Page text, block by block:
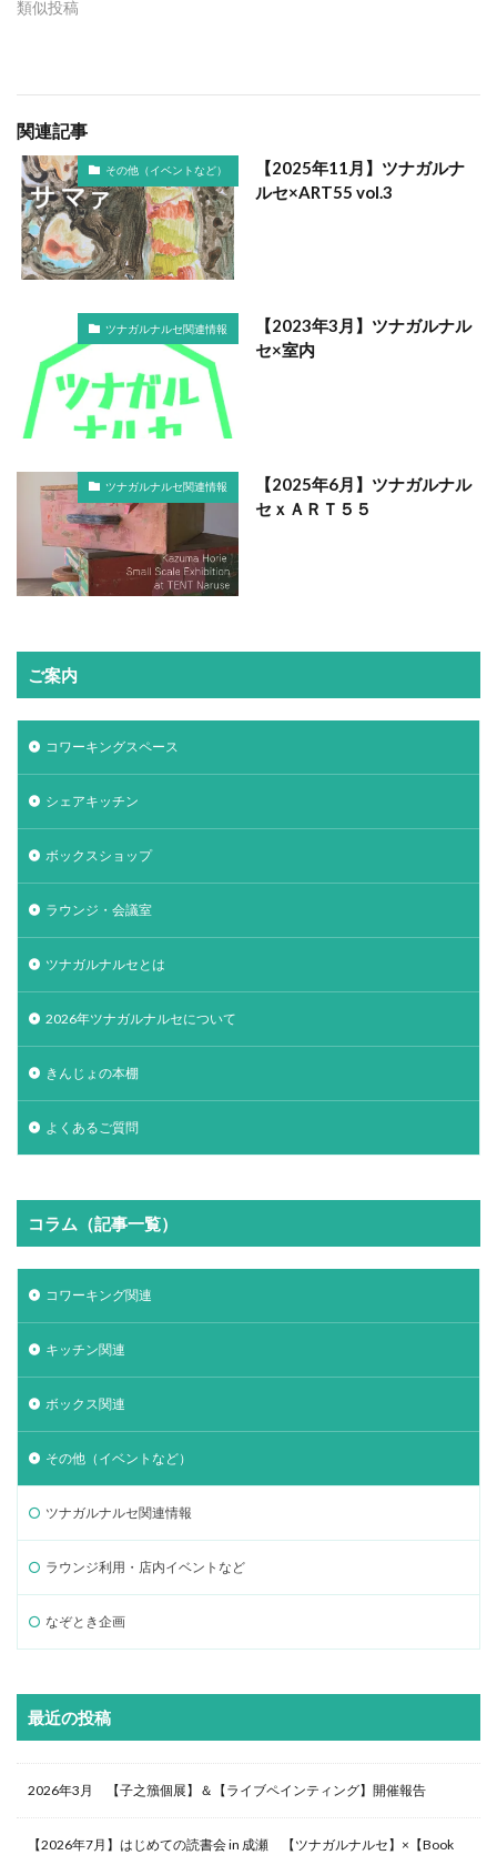
類似投稿
関連記事
その他（イベントなど）
【2025年11月】ツナガルナ
ルセ×ART55 vol.3
ツナガルナルセ関連情報
【2023年3月】ツナガルナル
セ×室内
ツナガルナルセ関連情報
【2025年6月】ツナガルナル
セｘＡＲＴ５５
ご案内
コワーキングスペース
シェアキッチン
ボックスショップ
ラウンジ・会議室
ツナガルナルセとは
2026年ツナガルナルセについて
きんじょの本棚
よくあるご質問
コラム（記事一覧）
コワーキング関連
キッチン関連
ボックス関連
その他（イベントなど）
ツナガルナルセ関連情報
ラウンジ利用・店内イベントなど
なぞとき企画
最近の投稿
2026年3月 【子之籏個展】＆【ライブペインティング】開催報告
【2026年7月】はじめての読書会 in 成瀬 【ツナガルナルセ】×【Book